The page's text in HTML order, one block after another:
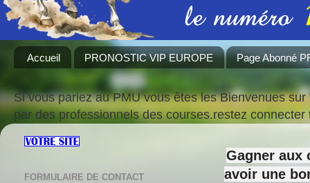
Accueil PRONOSTIC VIP EUROPE Page Abonné
Si vous pariez au PMU vous êtes les Bienvenues
par des professionnels des courses.restez
Gagner aux
avoir une
FORMULAIRE DE CONTACT